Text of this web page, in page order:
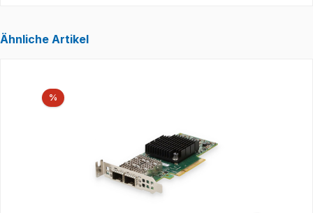
Ähnliche Artikel
%Rabatt